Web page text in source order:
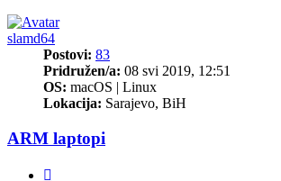
slamd64
Postovi: 83
Pridružen/a: 08 svi 2019, 12:51
OS: macOS | Linux
Lokacija: Sarajevo, BiH
ARM laptopi